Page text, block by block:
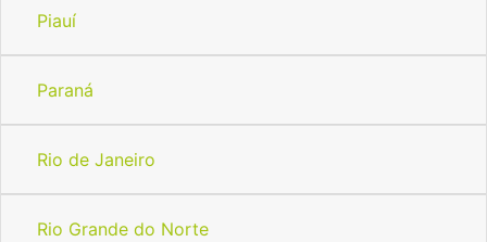
Piauí
Paraná
Rio de Janeiro
Rio Grande do Norte